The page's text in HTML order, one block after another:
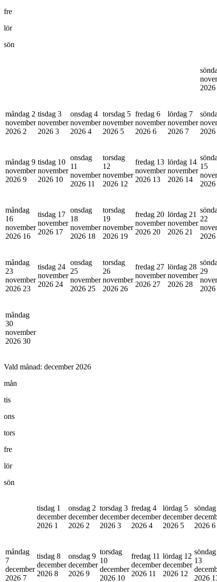
fre
lör
sön
2026
måndag 2
november
2026 2
tisdag 3
november
2026 3
onsdag 4
november
2026 4
torsdag 5
november
2026 5
fredag 6
november
2026 6
lördag 7
november
2026 7
2026
måndag 9
november
2026 9
tisdag 10
november
2026 10
onsdag
11
november
2026 11
torsdag
12
november
2026 12
fredag 13
november
2026 13
lördag 14
november
2026 14
15
2026
måndag
16
november
2026 16
tisdag 17
november
2026 17
onsdag
18
november
2026 18
torsdag
19
november
2026 19
fredag 20
november
2026 20
lördag 21
november
2026 21
22
2026
måndag
23
november
2026 23
tisdag 24
november
2026 24
onsdag
25
november
2026 25
torsdag
26
november
2026 26
fredag 27
november
2026 27
lördag 28
november
2026 28
29
2026
måndag
30
november
2026 30
Vald månad: december 2026
mån
tis
ons
tors
fre
lör
sön
tisdag 1
december
2026 1
onsdag 2
december
2026 2
torsdag 3
december
2026 3
fredag 4
december
2026 4
lördag 5
december
2026 5
2026 6
måndag
7
december
2026 7
tisdag 8
december
2026 8
onsdag 9
december
2026 9
torsdag
10
december
2026 10
fredag 11
december
2026 11
lördag 12
december
2026 12
söndag
13
2026